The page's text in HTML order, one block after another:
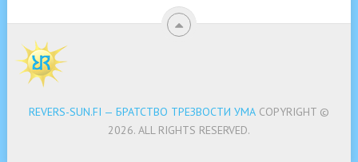
REVERS-SUN.FI — БРАТСТВО ТРЕЗВОСТИ УМАCOPYRIGHT ©
2026. ALL RIGHTS RESERVED.